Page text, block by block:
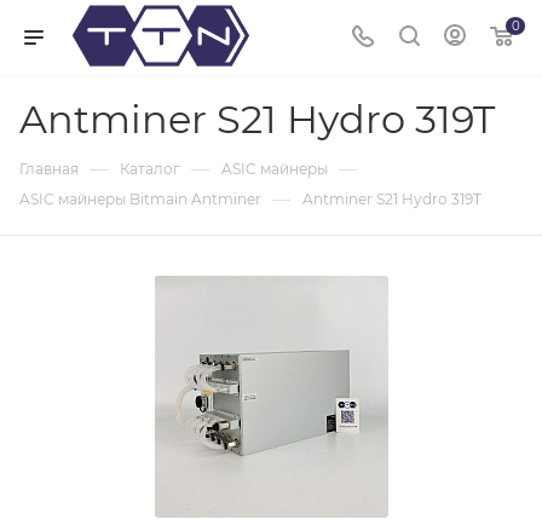
0
Antminer S21 Hydro 319T
Главная — Каталог — ASIC майнеры —
ASIC майнеры Bitmain Antminer — Antminer S21 Hydro 319T